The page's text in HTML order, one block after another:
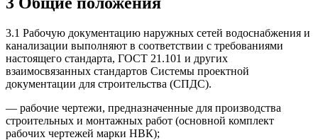
3.1 Рабочую документацию наружных сетей водоснабжения и
канализации выполняют в соответствии с требованиями
настоящего стандарта, ГОСТ 21.101 и других
взаимосвязанных стандартов Системы проектной
документации для строительства (СПДС).
— рабочие чертежи, предназначенные для производства
строительных и монтажных работ (основной комплект
рабочих чертежей марки НВК);